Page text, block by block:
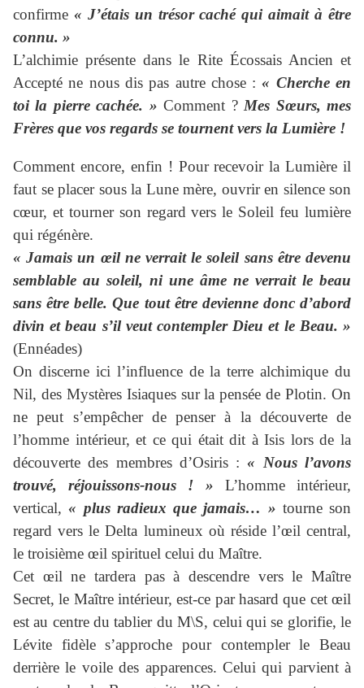
confirme « J’étais un trésor caché qui aimait à être
connu. »
L’alchimie présente dans le Rite Écossais Ancien et
Accepté ne nous dis pas autre chose :« Cherche en
toi la pierre cachée. »Comment ? Mes Sœurs, mes
Frères que vos regards se tournent vers la Lumière !
Comment encore, enfin ! Pour recevoir la Lumière il
faut se placer sous la Lune mère, ouvrir en silence son
cœur, et tourner son regard vers le Soleil feu lumière
qui régénère.
« Jamais un œil ne verrait le soleil sans être devenu
semblable au soleil, ni une âme ne verrait le beau
sans être belle. Que tout être devienne donc d’abord
divin et beau s’il veut contempler Dieu et le Beau. »
(Ennéades)
On discerne ici l’influence de la terre alchimique du
Nil, des Mystères Isiaques sur la pensée de Plotin. On
ne peut s’empêcher de penser à la découverte de
l’homme intérieur, et ce qui était dit à Isis lors de la
découverte des membres d’Osiris :« Nous l’avons
trouvé, réjouissons-nous ! » L’homme intérieur,
vertical,« plus radieux que jamais… » tourne son
regard vers le Delta lumineux où réside l’œil central,
le troisième œil spirituel celui du Maître.
Cet œil ne tardera pas à descendre vers le Maître
Secret, le Maître intérieur, est-ce par hasard que cet œil
est au centre du tablier du M\S, celui qui se glorifie, le
Lévite fidèle s’approche pour contempler le Beau
derrière le voile des apparences. Celui qui parvient à